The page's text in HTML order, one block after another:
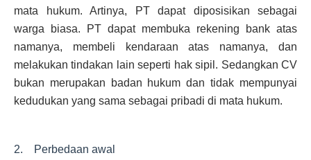
mata hukum. Artinya, PT dapat diposisikan sebagai
warga biasa. PT dapat membuka rekening bank atas
namanya, membeli kendaraan atas namanya, dan
melakukan tindakan lain seperti hak sipil. Sedangkan CV
bukan merupakan badan hukum dan tidak mempunyai
kedudukan yang sama sebagai pribadi di mata hukum.
2. Perbedaan awal